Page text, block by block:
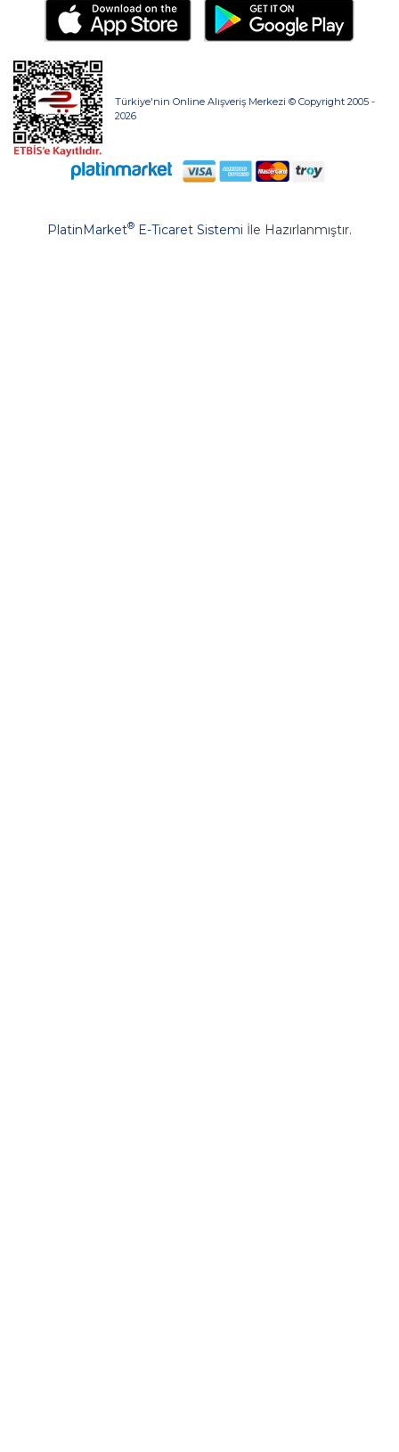
Türkiye'nin Online Alışveriş Merkezi © Copyright 2005 -
2026
PlatinMarket® E-Ticaret Sistemi İle Hazırlanmıştır.